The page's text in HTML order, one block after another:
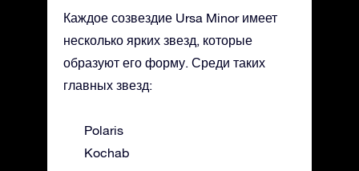
Каждое созвездие Ursa Minor имеет
несколько ярких звезд, которые
образуют его форму. Среди таких
главных звезд:
Polaris
Kochab